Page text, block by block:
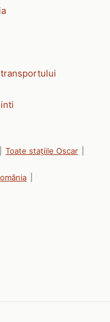
Toate stațiile Oscar